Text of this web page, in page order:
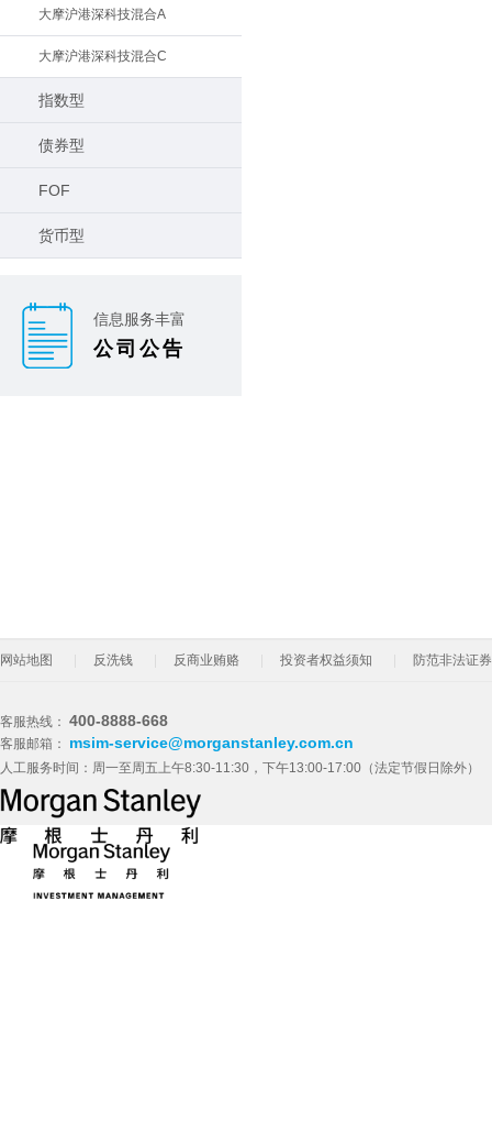
大摩沪港深科技混合A
大摩沪港深科技混合C
指数型
债券型
FOF
货币型
信息服务丰富
公司公告
网站地图 反洗钱 反商业贿赂 投资者权益须知 防范非法证
客服热线： 400-8888-668
客服邮箱： msim-service@morganstanley.com.cn
人工服务时间：周一至周五上午8:30-11:30，下午13:00-17:00（法定节假日除外）